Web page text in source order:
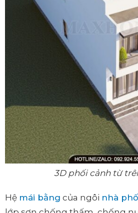
3D phối cảnh từ
Hệ mái bằng của ngôi nhà